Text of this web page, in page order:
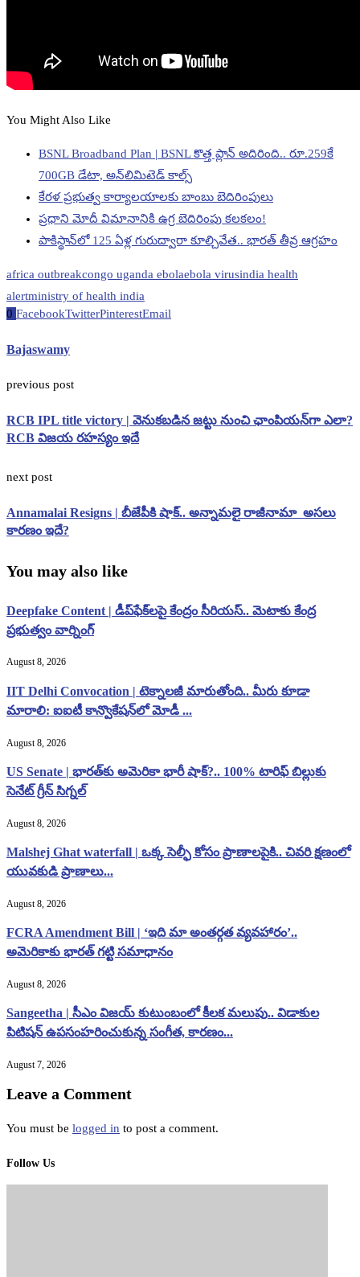
You Might Also Like
BSNL Broadband Plan | BSNL కొత్త ప్లాన్ అదిరింది.. రూ.259కే
700GB డేటా, అన్‌లిమిటెడ్ కాల్స్
కేర‌ళ ప్రభుత్వ కార్యాలయాలకు బాంబు బెదిరింపులు
ప్రధాని మోదీ విమానానికి ఉగ్ర బెదిరింపు కలకలం!
పాకిస్థాన్‌లో 125 ఏళ్ల గురుద్వారా కూల్చివేత.. భారత్ తీవ్ర ఆగ్రహం
africa outbreakcongo uganda ebolaebola virusindia health
alertministry of health india
0 FacebookTwitterPinterestEmail
Bajaswamy
previous post
RCB IPL title victory | వెనుకబడిన జట్టు నుంచి ఛాంపియన్‌గా ఎలా?
RCB విజయ రహస్యం ఇదే
next post
Annamalai Resigns | బీజేపీకి షాక్.. అన్నామలై రాజీనామా అసలు
కారణం ఇదే?
You may also like
Deepfake Content | డీప్‌ఫేక్‌లపై కేంద్రం సీరియస్.. మెటాకు కేంద్ర
ప్రభుత్వం వార్నింగ్
August 8, 2026
IIT Delhi Convocation | టెక్నాలజీ మారుతోంది.. మీరు కూడా
మారాలి: ఐఐటీ కాన్వొకేషన్‌లో మోడీ ...
August 8, 2026
US Senate | భారత్‌కు అమెరికా భారీ షాక్?.. 100% టారిఫ్ బిల్లుకు
సెనేట్ గ్రీన్ సిగ్నల్
August 8, 2026
Malshej Ghat waterfall | ఒక్క సెల్ఫీ కోసం ప్రాణాలపైకి.. చివరి క్షణంలో
యువకుడి ప్రాణాలు...
August 8, 2026
FCRA Amendment Bill | ‘ఇది మా అంతర్గత వ్యవహారం’..
అమెరికాకు భారత్ గట్టి సమాధానం
August 8, 2026
Sangeetha | సీఎం విజయ్ కుటుంబంలో కీలక మలుపు.. విడాకుల
పిటిషన్ ఉపసంహరించుకున్న సంగీత, కారణం...
August 7, 2026
Leave a Comment
You must be logged in to post a comment.
Follow Us